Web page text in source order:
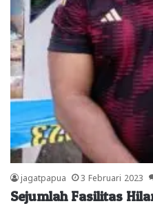
jagatpapua 3 Februari 2023
Sejumlah Fasilitas